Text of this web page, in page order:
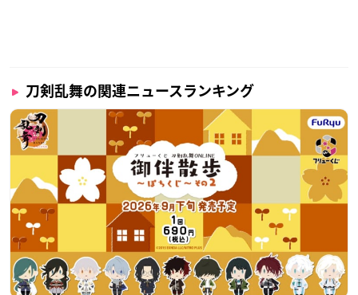
刀剣乱舞の関連ニュースランキング